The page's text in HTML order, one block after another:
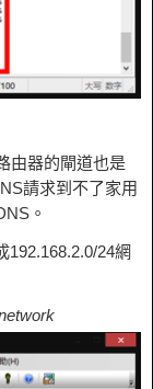
由器的閘道也是
請求到不了家用
。
192.168.2.0/24網